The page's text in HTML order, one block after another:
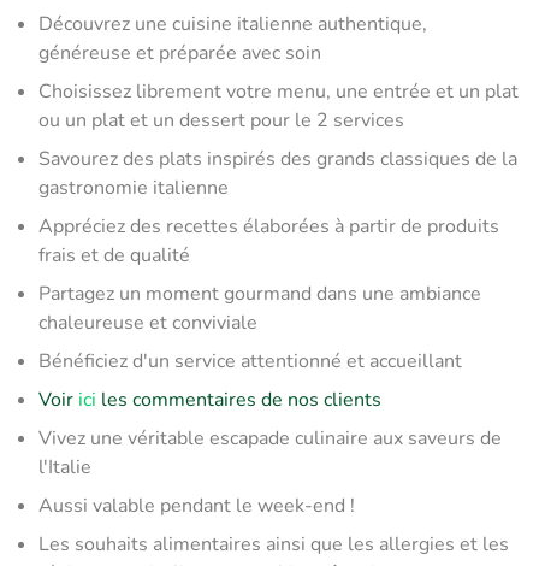
Découvrez une cuisine italienne authentique,
généreuse et préparée avec soin
Choisissez librement votre menu, une entrée et un plat
ou un plat et un dessert pour le 2 services
Savourez des plats inspirés des grands classiques de la
gastronomie italienne
Appréciez des recettes élaborées à partir de produits
frais et de qualité
Partagez un moment gourmand dans une ambiance
chaleureuse et conviviale
Bénéficiez d'un service attentionné et accueillant
Voir ici les commentaires de nos clients
Vivez une véritable escapade culinaire aux saveurs de
l'Italie
Aussi valable pendant le week-end !
Les souhaits alimentaires ainsi que les allergies et les